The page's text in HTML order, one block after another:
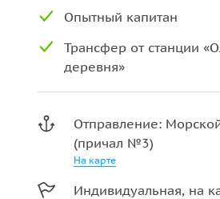
Опытный капитан
Трансфер от станции
деревня»
Отправление:
(причал №3)
На карте
Индивидуальная, на